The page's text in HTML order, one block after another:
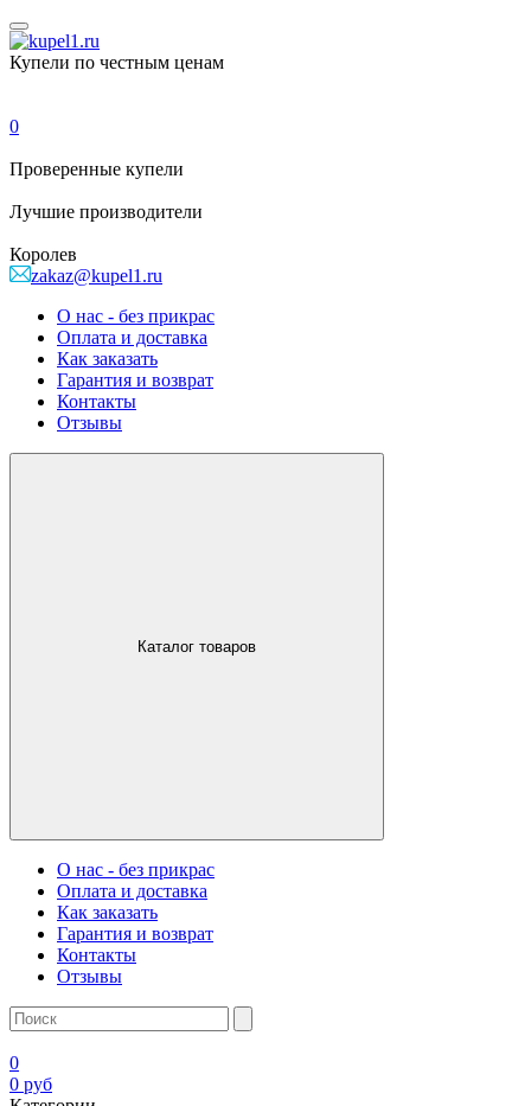
Купели по честным ценам
0
Проверенные купели
Лучшие производители
Королев
zakaz@kupel1.ru
О нас - без прикрас
Оплата и доставка
Как заказать
Гарантия и возврат
Контакты
Отзывы
Каталог товаров
О нас - без прикрас
Оплата и доставка
Как заказать
Гарантия и возврат
Контакты
Отзывы
0
0 руб